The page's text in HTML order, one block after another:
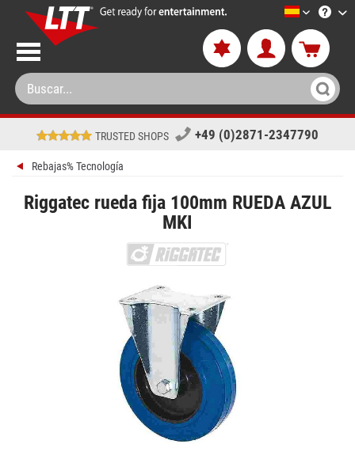
LTT-
TRUSTED SHOPS +49 (0)2871-2347790
Rebajas% Tecnología
Riggatec rueda fija 100mm RUEDA AZUL
MKI